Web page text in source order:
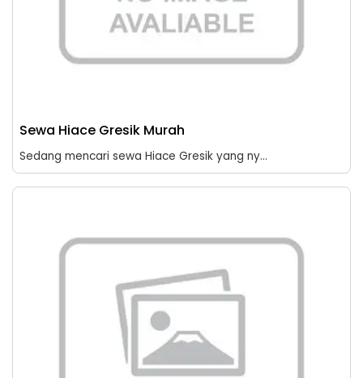
Sewa Hiace Gresik Murah
Sedang mencari sewa Hiace Gresik yang ny...